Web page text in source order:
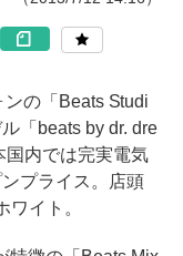
の「Beats Studi
「beats by dr. dre
国内では完実電気
プライス。店頭
イト。